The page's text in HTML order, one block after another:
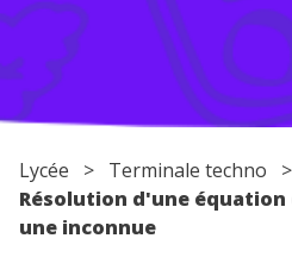
Conseils pour les parents
Lycée > Terminale techno >
Résolution d'une équation
une inconnue